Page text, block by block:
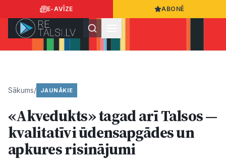
E-AVĪZE ABONĒ
Ziņas
Sabiedrība
Sākums/ JAUNĀKIE
«Akvedukts» tagad arī Talsos —
kvalitatīvi ūdensapgādes un
apkures risinājumi